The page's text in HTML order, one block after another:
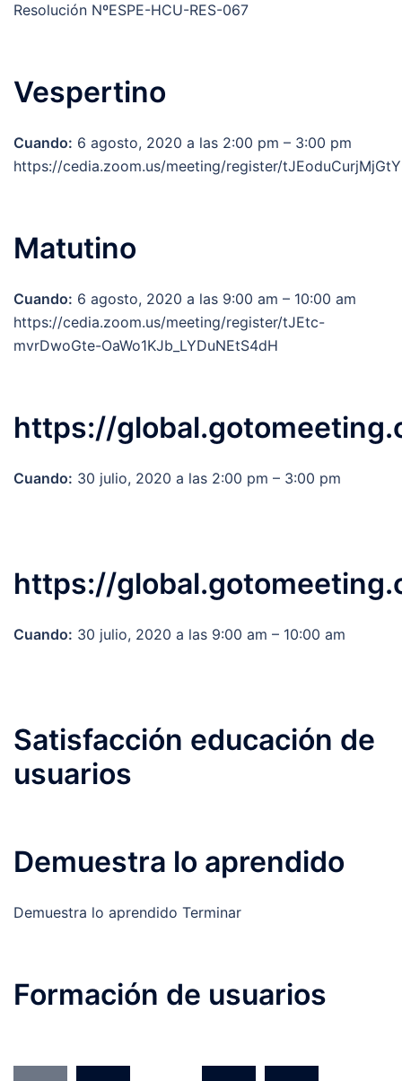
Resolución NºESPE-HCU-RES-067
Vespertino
Cuando: 6 agosto, 2020 a las 2:00 pm – 3:00 pm
https://cedia.zoom.us/meeting/register/
Matutino
Cuando: 6 agosto, 2020 a las 9:00 am – 10:00 am
https://cedia.zoom.us/meeting/register/tJEtc-
mvrDwoGte-OaWo1KJb_LYDuNEtS4dH
https://
Cuando: 30 julio, 2020 a las 2:00 pm – 3:00 pm
https://
Cuando: 30 julio, 2020 a las 9:00 am – 10:00 am
Satisfacción educación de
usuarios
Demuestra lo aprendido
Demuestra lo aprendido Terminar
Formación de usuarios